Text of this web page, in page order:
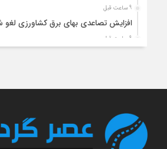
9 ساعت قبل
افزایش تصاعدی بهای برق کشاورزی لغو
9 ساعت قبل
9 ساعت قبل
تغییر مسیر گردشگران اروپایی زیر